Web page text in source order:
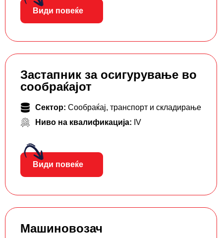
Види повеќе
Застапник за осигурување во
сообраќајот
Сектор: Сообраќај, транспорт и складирање
Ниво на квалификација: IV
Види повеќе
Машиновозач